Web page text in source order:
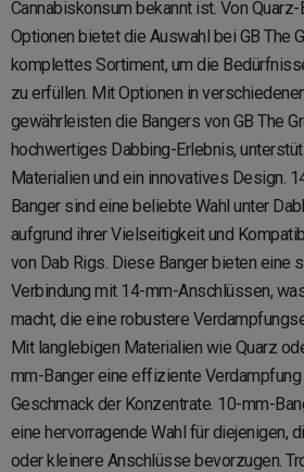
Cannabiskonsum bekannt ist. Von
Optionen bietet die Auswahl bei GB The
komplettes Sortiment, um die
zu erfüllen. Mit Optionen in
gewährleisten die Bangers von GB The
hochwertiges Dabbing-Erlebnis,
Materialien und ein innovatives Design.
Banger sind eine beliebte Wahl unter
aufgrund ihrer Vielseitigkeit und
von Dab Rigs. Diese Banger bieten eine
Verbindung mit 14-mm-Anschlüssen,
macht, die eine robustere
Mit langlebigen Materialien wie Quarz
mm-Banger eine effiziente Verdampfung
Geschmack der Konzentrate. 10-mm-
eine hervorragende Wahl für diejenigen,
oder kleinere Anschlüsse bevorzugen.